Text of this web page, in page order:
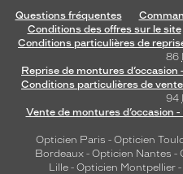
Questions fréquentes
Conditions des offres sur le site
Conditions particulières de
86
Reprise de montures
Conditions particulières de
94
Vente de montures d’occasion
Opticien Paris - Opticien
Bordeaux- Opticien Nantes -
Lille - Opticien Montpellier -